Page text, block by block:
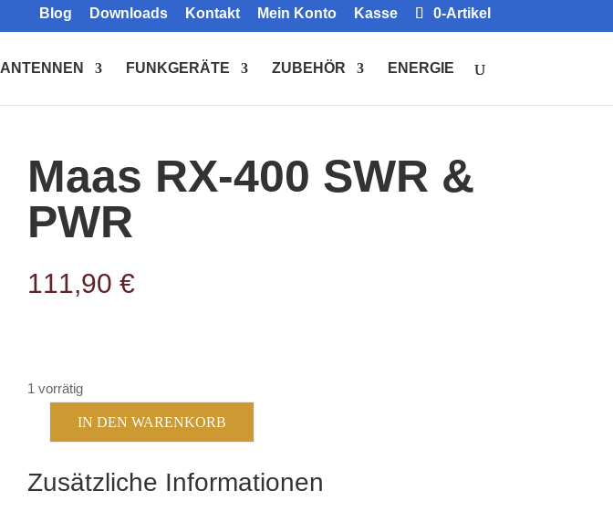
Blog Downloads Kontakt Mein Konto Kasse 0-Artikel
ANTENNEN FUNKGERÄTE ZUBEHÖR ENERGIE
Maas RX-400 SWR &
PWR
111,90 €
1 vorrätig
400
IN DEN WARENKORB
Zusätzliche Informationen